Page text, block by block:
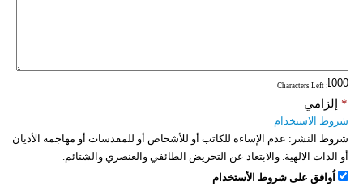
: Characters Left
إلزامي *
شروط الاستخدام
شروط النشر: عدم الإساءة للكاتب أو للأشخاص أو للمقدسات أو مهاجمة الأديان
أو الذات الالهية. والابتعاد عن التحريض الطائفي والعنصري والشتائم.
اُوافق على شروط الأستخدام